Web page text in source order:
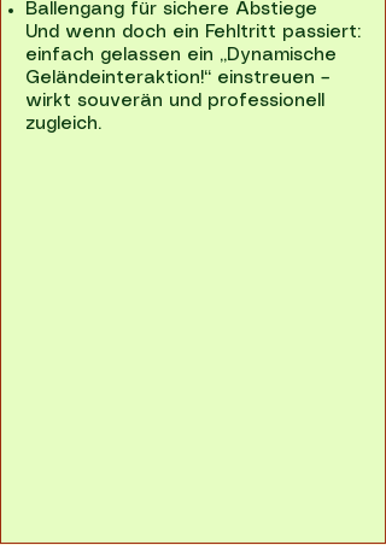
Ballengang für sichere Abstiege
Und wenn doch ein Fehltritt passiert:
einfach gelassen ein „Dynamische
Geländeinteraktion!“ einstreuen –
wirkt souverän und professionell
zugleich.